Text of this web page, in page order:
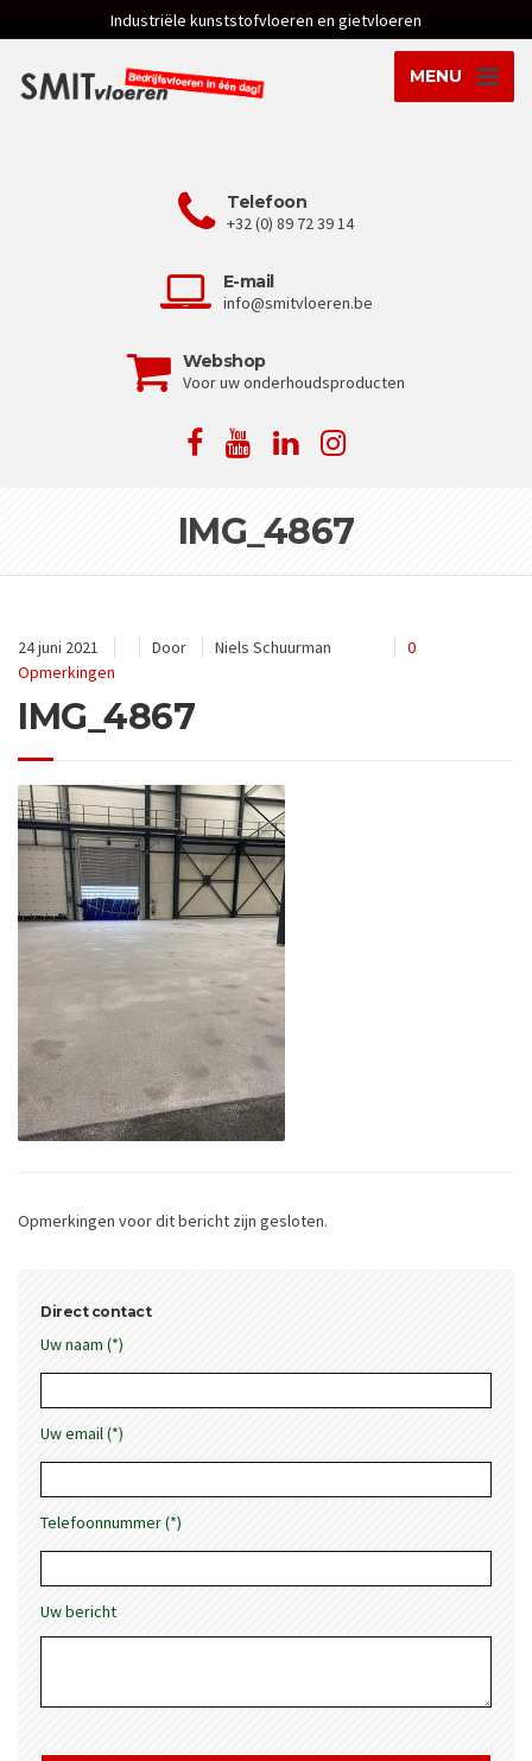
Industriële kunststofvloeren en gietvloeren
MENU
Telefoon
+32 (0) 89 72 39 14
E-mail
info@smitvloeren.be
Webshop
Voor uw onderhoudsproducten
IMG_4867
24 juni 2021 Door Niels Schuurman
0
Opmerkingen
IMG_4867
Opmerkingen voor dit bericht zijn gesloten.
Direct contact
Uw naam (*)
Uw email (*)
Telefoonnummer (*)
Uw bericht